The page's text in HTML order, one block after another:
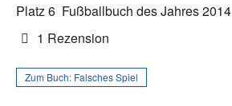
Platz 6 Fußballbuch des Jahres 2014
1 Rezension
Zum Buch: Falsches Spiel